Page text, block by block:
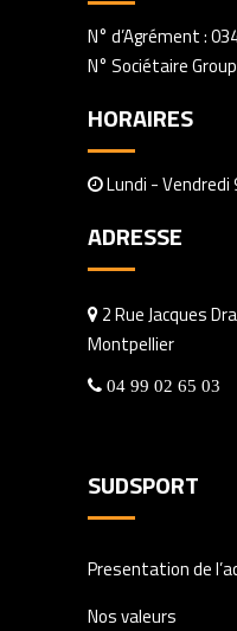
N° d’Agrément :
N° Sociétaire
HORAIRES
Lundi -
ADRESSE
2 Rue Jacques
Montpellier
04 99 02 65 03
SUDSPORT
Presentation de
Nos valeurs